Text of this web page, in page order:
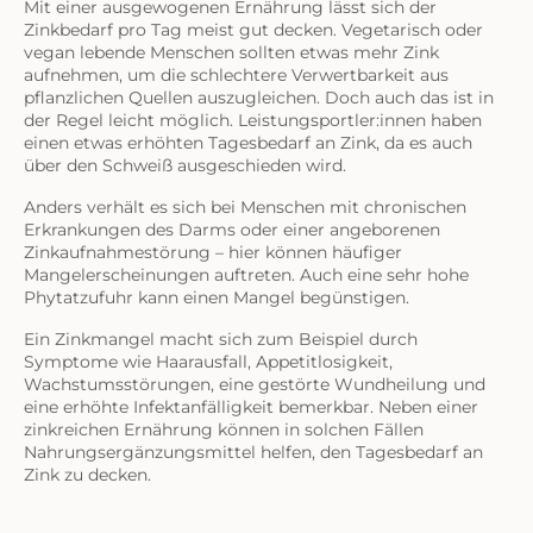
Mit einer ausgewogenen Ernährung lässt sich der
Zinkbedarf pro Tag meist gut decken. Vegetarisch oder
vegan lebende Menschen sollten etwas mehr Zink
aufnehmen, um die schlechtere Verwertbarkeit aus
pflanzlichen Quellen auszugleichen. Doch auch das ist in
der Regel leicht möglich. Leistungsportler:innen haben
einen etwas erhöhten Tagesbedarf an Zink, da es auch
über den Schweiß ausgeschieden wird.
Anders verhält es sich bei Menschen mit chronischen
Erkrankungen des Darms oder einer angeborenen
Zinkaufnahmestörung – hier können häufiger
Mangelerscheinungen auftreten. Auch eine sehr hohe
Phytatzufuhr kann einen Mangel begünstigen.
Ein Zinkmangel macht sich zum Beispiel durch
Symptome wie Haarausfall, Appetitlosigkeit,
Wachstumsstörungen, eine gestörte Wundheilung und
eine erhöhte Infektanfälligkeit bemerkbar. Neben einer
zinkreichen Ernährung können in solchen Fällen
Nahrungsergänzungsmittel helfen, den Tagesbedarf an
Zink zu decken.